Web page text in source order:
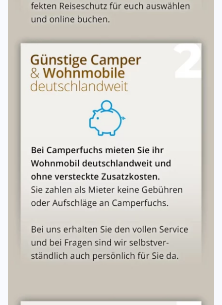
Camping-/Stellplatzgebühren, Fährkosten, Bußgelder und
sonstige Betriebskosten.
Vorzeitige Rückgabe
Bei Rückgabe vor Ablauf der Mietzeit bleibt der volle
Mietpreis geschuldet, es sei denn, das Fahrzeug kann im
Restzeitraum anderweitig vermietet werden.
Verspätete Rückgabe
Für die Dauer der Vorenthaltung wird mindestens der
vereinbarte Mietpreis als Nutzungsentschädigung
Pro Anmietung wird eine einmaligeServicepauschale
erhoben. Diese umfasst:
Gründliche Einweisung in das Reisemobil
Übergabe im betriebsbereiten Zustand
Eine gefüllte Propangasflasche
Außenreinigung bei Rückgabe
Vor der Fahrzeugübernahme ist eineKautionzu
hinterlegen (bar, Kreditkarte oder EC-Karte).
Die Kaution wird nach ordnungsgemäßer Rückgabe und